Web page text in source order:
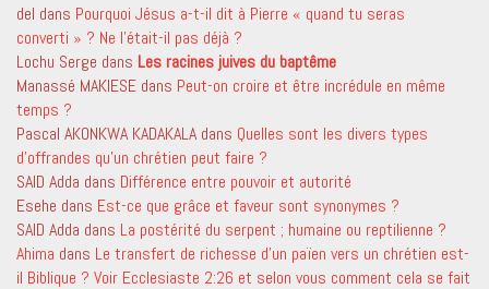
del dans Pourquoi Jésus a-t-il dit à Pierre « quand tu seras
converti » ? Ne l’était-il pas déjà ?
Lochu Serge dans Les racines juives du baptême
Manassé MAKIESE dans Peut-on croire et être incrédule en même
temps ?
Pascal AKONKWA KADAKALA dans Quelles sont les divers types
d’offrandes qu’un chrétien peut faire ?
SAID Adda dans Différence entre pouvoir et autorité
Esehe dans Est-ce que grâce et faveur sont synonymes ?
SAID Adda dans La postérité du serpent ; humaine ou reptilienne ?
Ahima dans Le transfert de richesse d’un païen vers un chrétien est-
il Biblique ? Voir Ecclesiaste 2:26 et selon vous comment cela se fait